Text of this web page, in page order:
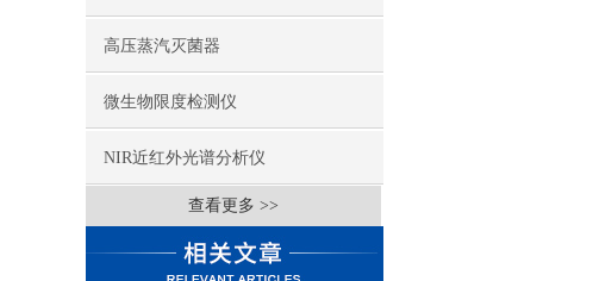
高压蒸汽灭菌器
微生物限度检测仪
NIR近红外光谱分析仪
查看更多 >>